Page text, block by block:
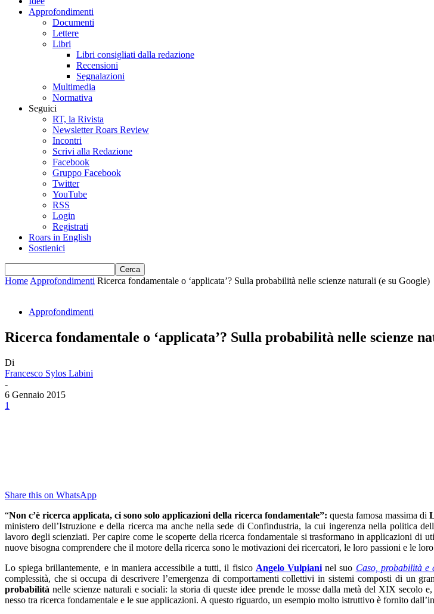
Approfondimenti
Documenti
Lettere
Libri
Libri consigliati dalla redazione
Recensioni
Segnalazioni
Multimedia
Normativa
Seguici
RT, la Rivista
Newsletter Roars Review
Incontri
Scrivi alla Redazione
Facebook
Gruppo Facebook
Twitter
YouTube
RSS
Login
Registrati
Roars in English
Sostienici
Home Approfondimenti Ricerca fondamentale o ‘applicata’? Sulla probabilità nelle scienze naturali (e su Google)
Approfondimenti
Ricerca fondamentale o ‘applicata’? Sulla probabilità nelle scienze
Di
Francesco Sylos Labini
-
6 Gennaio 2015
1
Share this on WhatsApp
“Non c’è ricerca applicata, ci sono solo applicazioni della ricerca fondamentale”: questa famosa massima di
ministero dell’Istruzione e della ricerca ma anche nella sede di Confindustria, la cui ingerenza nella politica
lavoro degli scienziati. Per capire come le scoperte della ricerca fondamentale si trasformano in applicazioni di
nuove bisogna comprendere che il motore della ricerca sono le motivazioni dei ricercatori, le loro passioni e le
Lo spiega brillantemente, e in maniera accessibile a tutti, il fisico Angelo Vulpiani nel suo Caso, probabilità e
complessità, che si occupa di descrivere l’emergenza di comportamenti collettivi in sistemi composti di un
probabilità nelle scienze naturali e sociali: la storia di queste idee prende le mosse dalla metà del XIX secolo
nesso tra ricerca fondamentale e le sue applicazioni. A questo riguardo, un esempio molto istruttivo è fornito